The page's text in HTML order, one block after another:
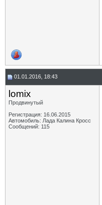
01.01.2016, 18:43
lomix
Продвинутый
Регистрация: 16.06.2015
Автомобиль: Лада Калина Кросс
Сообщений: 115